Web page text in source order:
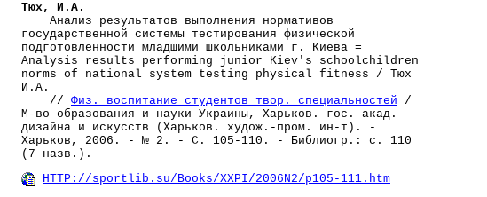
Тюх, И.А.
Анализ результатов выполнения нормативов
государственной системы тестирования физической
подготовленности младшими школьниками г. Киева =
Analysis results performing junior Kiev's schoolchildren
norms of national system testing physical fitness / Тюх
И.А.
// Физ. воспитание студентов твор. специальностей /
М-во образования и науки Украины, Харьков. гос. акад.
дизайна и искусств (Харьков. худож.-пром. ин-т). -
Харьков, 2006. - № 2. - С. 105-110. - Библиогр.: с. 110
(7 назв.).
HTTP://sportlib.su/Books/XXPI/2006N2/p105-111.htm